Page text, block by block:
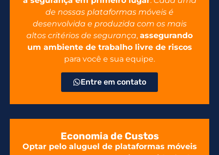
de nossas plataformas móveis é
desenvolvida e produzida com os mais
altos critérios de segurança, assegurando
um ambiente de trabalho livre de riscos
para você e sua equipe.
Entre em contato
Economia de Custos
Optar pelo aluguel de plataformas móveis